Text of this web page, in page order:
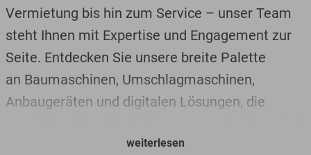
Vermietung bis hin zum Service – unser Team
steht Ihnen mit Expertise und Engagement zur
Seite. Entdecken Sie unsere breite Palette
an Baumaschinen, Umschlagmaschinen,
Anbaugeräten und digitalen Lösungen, die
Hier finden Sie Ihre Ansprechpartner für
weiterlesen